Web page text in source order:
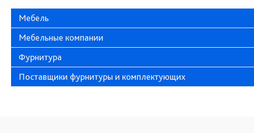
Мебель
Мебельные компании
Фурнитура
Поставщики фурнитуры и комплектующих